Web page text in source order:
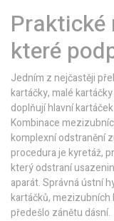
Praktické
které
Jedním z nejčastěji
kartáčky,malé
doplňují hlavní
Kombinace
komplexní odstranění
procedura jekyretáž,
který odstraní
aparát. Správná ústní
kartáčků, mezizubních
předešlo zánětu dásní.